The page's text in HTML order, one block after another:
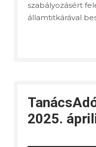
szabályozásért
államtitkárával
2025.